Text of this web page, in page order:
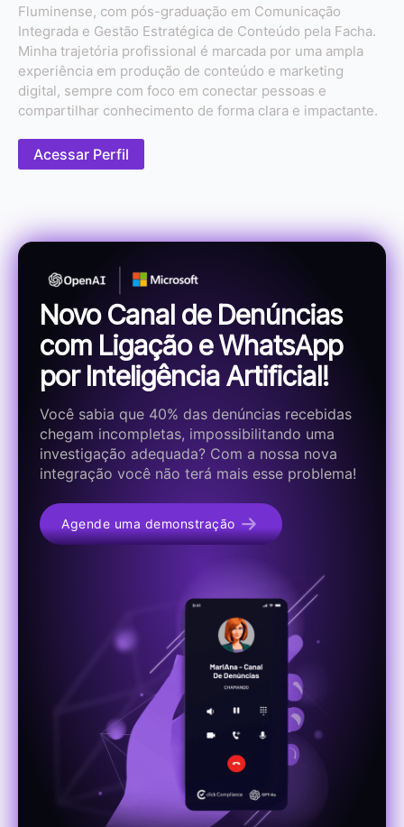
Fluminense, com pós-graduação em Comunicação
Integrada e Gestão Estratégica de Conteúdo pela Facha.
Minha trajetória profissional é marcada por uma ampla
experiência em produção de conteúdo e marketing
digital, sempre com foco em conectar pessoas e
compartilhar conhecimento de forma clara e impactante.
Acessar Perfil
Novo Canal de Denúncias
com Ligação e WhatsApp
por Inteligência Artificial!
Você sabia que 40% das denúncias recebidas
chegam incompletas, impossibilitando uma
investigação adequada? Com a nossa nova
integração você não terá mais esse problema!
Agende uma demonstração